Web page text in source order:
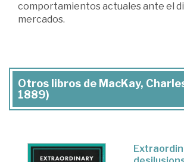
comportamientos actuales ante el
mercados.
Otros libros de MacKay,
1889)